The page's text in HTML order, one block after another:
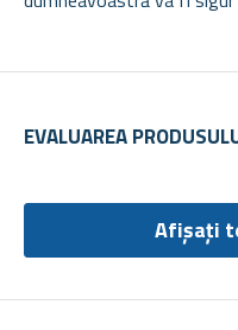
EVALUAREA
Afișați